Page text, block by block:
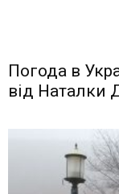
Погода в
від Наталки